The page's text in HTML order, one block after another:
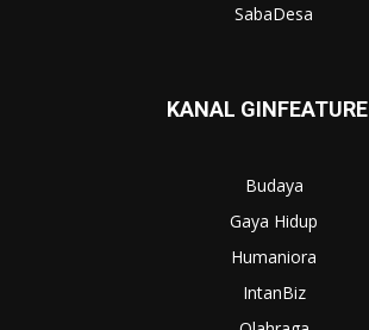
SabaDesa
KANAL GINFEATURE
Budaya
Gaya Hidup
Humaniora
IntanBiz